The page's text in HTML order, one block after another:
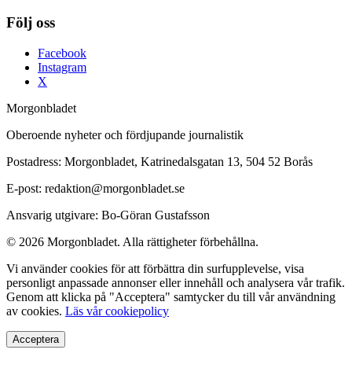
Följ oss
Facebook
Instagram
X
Morgonbladet
Oberoende nyheter och fördjupande journalistik
Postadress: Morgonbladet, Katrinedalsgatan 13, 504 52 Borås
E-post: redaktion@morgonbladet.se
Ansvarig utgivare: Bo-Göran Gustafsson
© 2026 Morgonbladet. Alla rättigheter förbehållna.
Vi använder cookies för att förbättra din surfupplevelse, visa
personligt anpassade annonser eller innehåll och analysera vår trafik.
Genom att klicka på "Acceptera" samtycker du till vår användning
av cookies. Läs vår cookiepolicy
Acceptera